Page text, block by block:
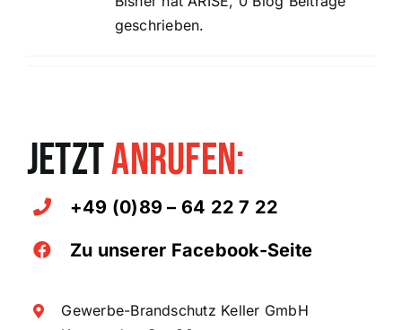
Ratgeber
Kontakt
geschrieben.
JETZTANRUFEN:
+49 (0)89 – 64 22 7 22
Zu unserer Facebook-Seite
Gewerbe-Brandschutz Keller GmbH